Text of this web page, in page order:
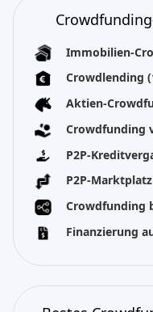
Immobilien-
Crowdlending
Aktien-
Crowdfunding
P2P-
P2P-Marktplatz
Crowdfunding
Finanzierung